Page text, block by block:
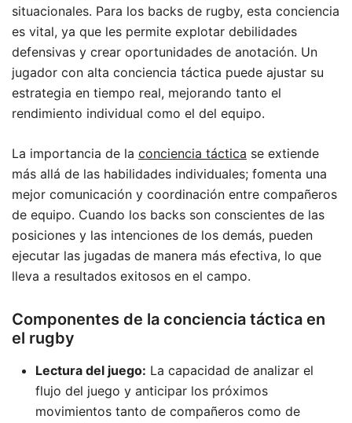
situacionales. Para los backs de rugby, esta conciencia
es vital, ya que les permite explotar debilidades
defensivas y crear oportunidades de anotación. Un
jugador con alta conciencia táctica puede ajustar su
estrategia en tiempo real, mejorando tanto el
rendimiento individual como el del equipo.
La importancia de la conciencia táctica se extiende
más allá de las habilidades individuales; fomenta una
mejor comunicación y coordinación entre compañeros
de equipo. Cuando los backs son conscientes de las
posiciones y las intenciones de los demás, pueden
ejecutar las jugadas de manera más efectiva, lo que
lleva a resultados exitosos en el campo.
Componentes de la conciencia táctica en
el rugby
Lectura del juego: La capacidad de analizar el
flujo del juego y anticipar los próximos
movimientos tanto de compañeros como de